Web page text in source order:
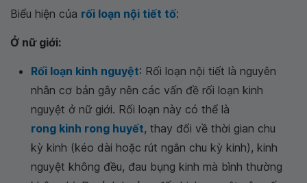
Biểu hiện của rối loạn nội tiết tố:
Ở nữ giới:
Rối loạn kinh nguyệt: Rối loạn nội tiết là nguyên
nhân cơ bản gây nên các vấn đề rối loạn kinh
nguyệt ở nữ giới. Rối loạn này có thể là
rong kinh rong huyết, thay đổi về thời gian chu
kỳ kinh (kéo dài hoặc rút ngắn chu kỳ kinh), kinh
nguyệt không đều, đau bụng kinh mà bình thường